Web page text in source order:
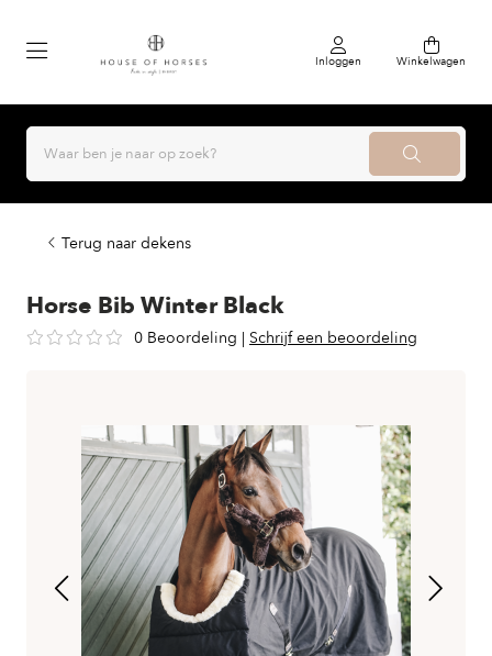
Inloggen Winkelwagen
Terug naar dekens
Horse Bib Winter Black
0 Beoordeling | Schrijf een beoordeling